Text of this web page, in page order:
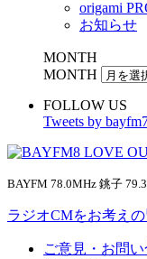
origami
お知らせ
MONTH
MONTH
FOLLOW US
Tweets by
BAYFM 78.0MHz 銚子
ラジオCMをお考え
ご意見・お問